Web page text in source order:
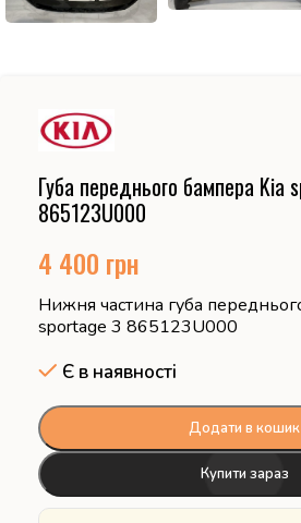
Губа переднього бампера Kia
865123U000
4 400 грн
Нижня частина губа
sportage 3 865123U000
Є в наявності
Додати в кошик
Купити зараз